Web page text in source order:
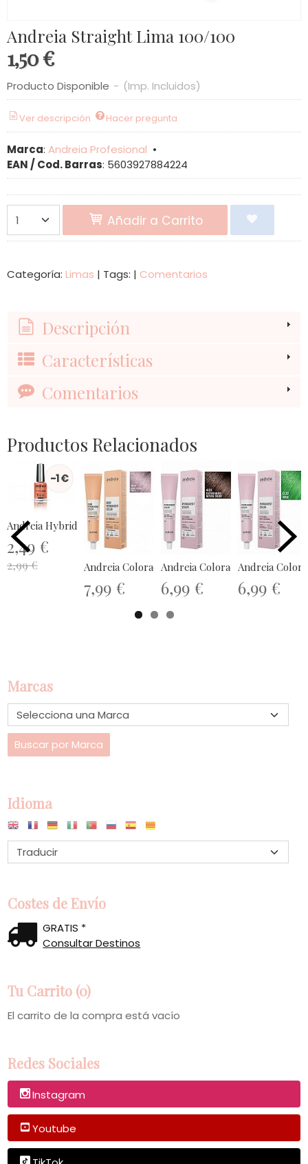
Marcas
Idioma
Costes de Envío
GRATIS *
Consultar Destinos
Tu Carrito (0)
El carrito de la compra está vacío
Redes Sociales
Instagram
Youtube
Andreia Straight Lima 100/100
1,50 €
Producto Disponible - (Imp. Incluidos)
Ver descripción Hacer pregunta
Marca: Andreia Profesional •
EAN / Cod. Barras: 5603927884224
Añadir a Carrito
Categoría: Limas | Tags: | Comentarios
Descripción
Características
Comentarios
Productos Relacionados
-1 €
Andreia Hybrid Gel - Fusion Color H32
2,49 €
2,99 € Andreia Coloración Demi Permanente...
7,99 €
Andreia Coloración
6,99 €
Andreia
6,99 €